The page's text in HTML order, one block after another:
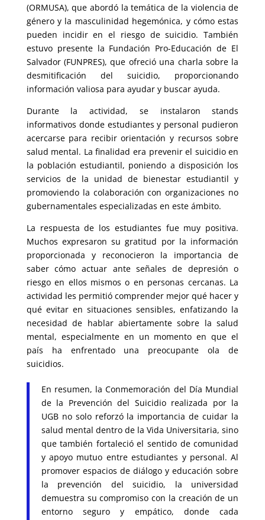
(ORMUSA), que abordó la temática de la violencia de
género y la masculinidad hegemónica, y cómo estas
pueden incidir en el riesgo de suicidio. También
estuvo presente la Fundación Pro-Educación de El
Salvador (FUNPRES), que ofreció una charla sobre la
desmitificación del suicidio, proporcionando
información valiosa para ayudar y buscar ayuda.
Durante la actividad, se instalaron stands
informativos donde estudiantes y personal pudieron
acercarse para recibir orientación y recursos sobre
salud mental. La finalidad era prevenir el suicidio en
la población estudiantil, poniendo a disposición los
servicios de la unidad de bienestar estudiantil y
promoviendo la colaboración con organizaciones no
gubernamentales especializadas en este ámbito.
La respuesta de los estudiantes fue muy positiva.
Muchos expresaron su gratitud por la información
proporcionada y reconocieron la importancia de
saber cómo actuar ante señales de depresión o
riesgo en ellos mismos o en personas cercanas. La
actividad les permitió comprender mejor qué hacer y
qué evitar en situaciones sensibles, enfatizando la
necesidad de hablar abiertamente sobre la salud
mental, especialmente en un momento en que el
país ha enfrentado una preocupante ola de
suicidios.
En resumen, la Conmemoración del Día Mundial
de la Prevención del Suicidio realizada por la
UGB no solo reforzó la importancia de cuidar la
salud mental dentro de la Vida Universitaria, sino
que también fortaleció el sentido de comunidad
y apoyo mutuo entre estudiantes y personal. Al
promover espacios de diálogo y educación sobre
la prevención del suicidio, la universidad
demuestra su compromiso con la creación de un
entorno seguro y empático, donde cada